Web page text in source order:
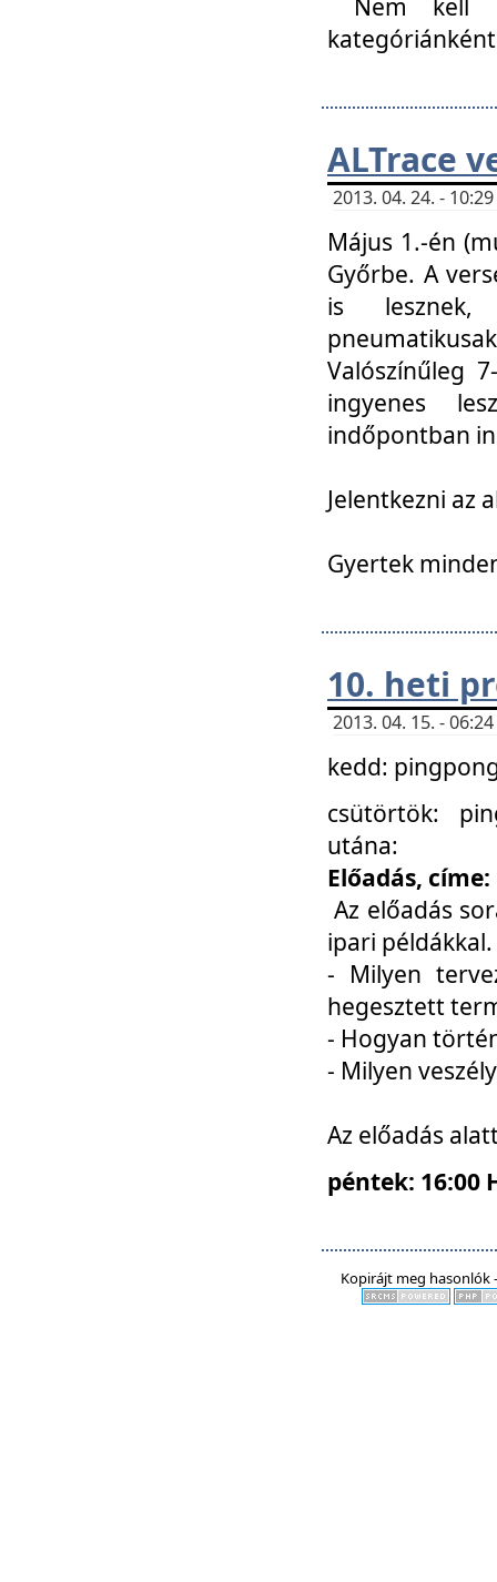
ALTrace
2013. 04. 24. -
Május 1.-én
Győrbe. A
is lesznek,
Valószínűleg
ingyenes
indőpontban
Jelentkezni az
Gyertek
10. heti
2013. 04. 15. -
kedd:
csütörtök:
utána:
Előadás,
Az előadás
ipari
- Milyen
hegesztett
- Hogyan
- Milyen
Az előadás
péntek: 16:00
Kopirájt meg hasonlók